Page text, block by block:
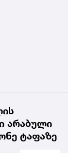
არაბული
ტაფაზე